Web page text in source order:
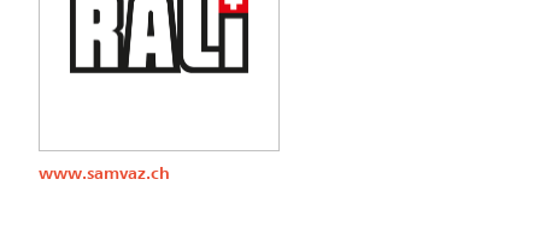
www.samvaz.ch